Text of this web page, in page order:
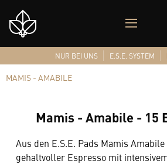
Shop
Logo
MENÜ
NUR BEI UNS E.S.E. SYSTEM
MAMIS - AMABILE
Mamis - Amabile - 15
Aus den E.S.E. Pads Mamis
gehaltvoller Espresso mit